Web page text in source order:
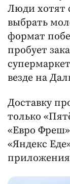
Люди хотят
выбрать
формат
пробует
везде на
Доставку
только
«Евро
«Яндекс